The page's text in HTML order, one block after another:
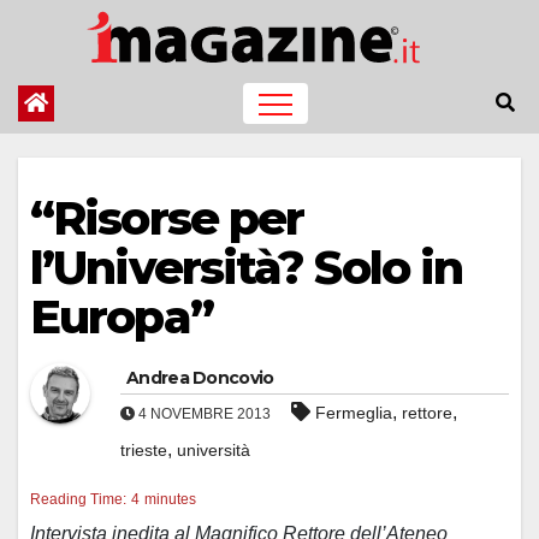
contenuto
“Risorse per
l’Università? Solo in
Europa”
Andrea Doncovio
4 NOVEMBRE 2013 Fermeglia, rettore,
trieste, università
Reading Time: 4 minutes
Intervista inedita al Magnifico Rettore dell’Ateneo